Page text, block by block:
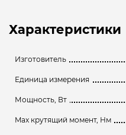
Характеристики
Изготовитель
Единица измерения
Мощность, Вт
Max крутящий момент, Нм